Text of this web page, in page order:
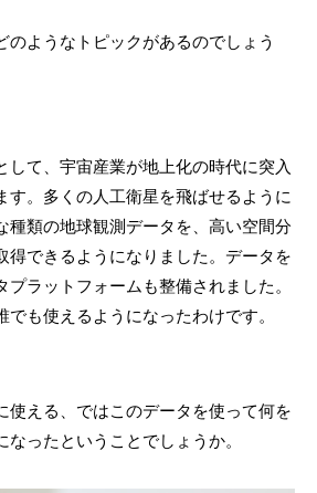
のようなトピックがあるのでしょう
して、宇宙産業が地上化の時代に突入
す。多くの人工衛星を飛ばせるように
種類の地球観測データを、高い空間分
得できるようになりました。データを
ラットフォームも整備されました。
も使えるようになったわけです。
使える、ではこのデータを使って何を
ったということでしょうか。